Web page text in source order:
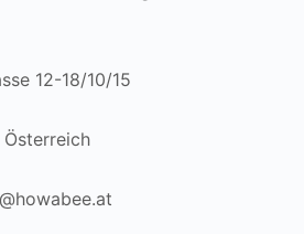
12-18/10/15
Österreich